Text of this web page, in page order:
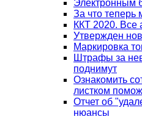
Электронным
За что теперь
ККТ 2020. Все
Утвержден
Маркировка
Штрафы за
поднимут
Ознакомить
листком
Отчет об
нюансы